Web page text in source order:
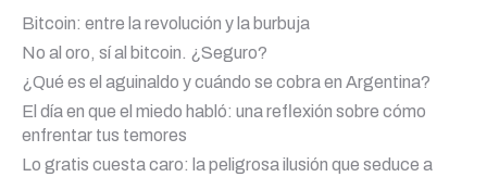
Bitcoin: entre la revolución y la burbuja
No al oro, sí al bitcoin. ¿Seguro?
¿Qué es el aguinaldo y cuándo se cobra en Argentina?
El día en que el miedo habló: una reflexión sobre cómo
enfrentar tus temores
Lo gratis cuesta caro: la peligrosa ilusión que seduce a